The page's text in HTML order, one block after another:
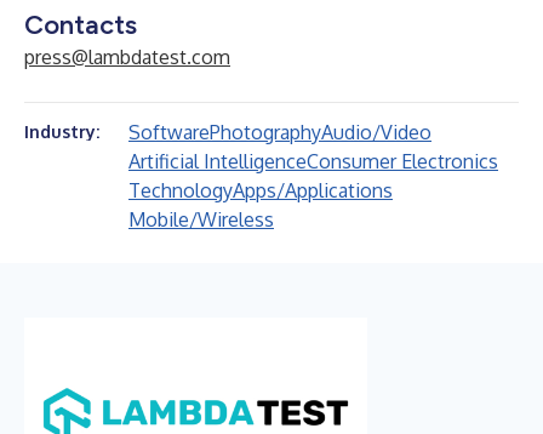
Contacts
press@lambdatest.com
Industry: SoftwarePhotographyAudio/Video
Artificial IntelligenceConsumer Electronics
TechnologyApps/Applications
Mobile/Wireless